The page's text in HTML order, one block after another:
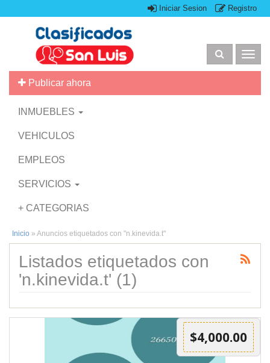
Iniciar Sesion Registro
Publicar ahora
INMUEBLES
VEHICULOS
EMPLEOS
SERVICIOS
+ CATEGORIAS
Inicio » Anuncios etiquetados con "n.kinevida.t"
Listados etiquetados con
'n.kinevida.t' (1)
$4,000.00